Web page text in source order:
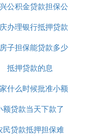
下的网络贷款平
元以内，使用期限
买住房以外的其他
还款灵活。
状况等。 网贷有
，请务必仔细阅读
咨询专业的金融
公积金贷款担保公
司
办理银行抵押贷款
公司
子担保能贷款多少
抵押贷款的息
什么时候批准小额
贷款
额贷款当天下款了
民贷款抵押担保难